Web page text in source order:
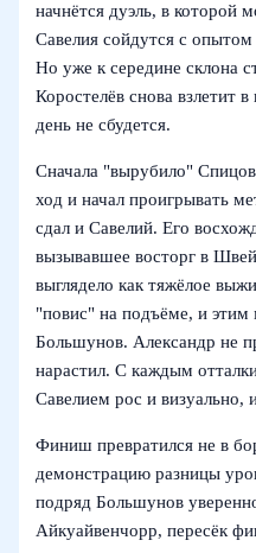
начнётся дуэль, в которой
Савелия сойдутся с
Но уже к середине склона
Коростелёв снова взлетит
день не сбудется.
Сначала "вырубило"
ход и начал проигрывать
сдал и Савелий. Его
вызывавшее восторг в
выглядело как тяжёлое
"повис" на подъёме, и этим
Большунов. Александр не
нарастил. С каждым
Савелием рос и визуально,
Финиш превратился не в
демонстрацию разницы
подряд Большунов
Айкуайвенчорр, пересёк